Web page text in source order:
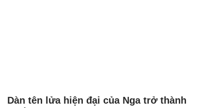
Dàn tên lửa hiện đại của Nga trở thành